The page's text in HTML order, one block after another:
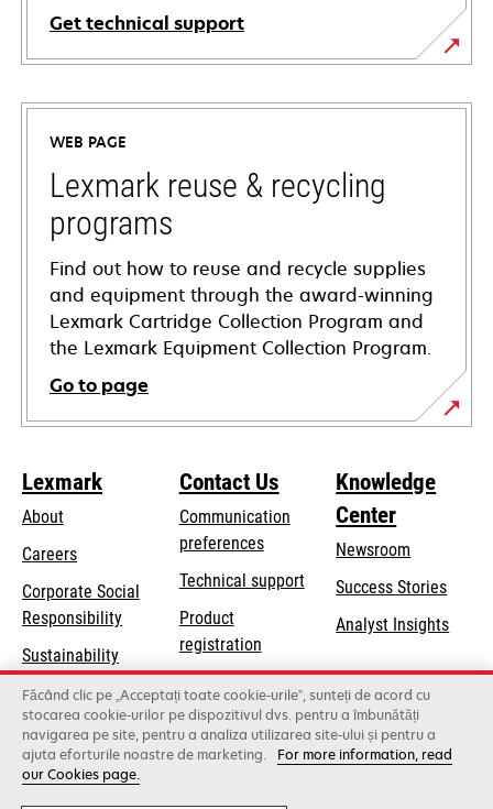
Get technical support
opens
in
new
tab
WEB PAGE
Lexmark reuse & recycling
programs
Find out how to reuse and recycle supplies
and equipment through the award-winning
Lexmark Cartridge Collection Program and
the Lexmark Equipment Collection Program.
Go to page
Lexmark
About
Careers
Corporate Social
Responsibilityopens
a
new
tab
Sustainability
Lexmark Partners
Contact Us
Communication
preferences
Technical supportopens
Product
registration
Find a dealer
List of wholesalers
Knowledge
Center
Newsroom
Success Stories
Analyst Insights
Lexmark International, Inc., a Xerox Company
©2026 All rights reserved.
Făcând clic pe „Acceptați toate cookie-urile”, sunteți de acord cu
stocarea cookie-urilor pe dispozitivul dvs. pentru a îmbunătăți
navigarea pe site, pentru a analiza utilizarea site-ului și pentru a
ajuta eforturile noastre de marketing.
For more information, read
our Cookies page.